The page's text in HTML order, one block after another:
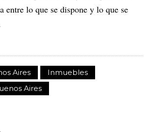
entre lo que se dispone y lo que se
Aires
Inmuebles
Aires